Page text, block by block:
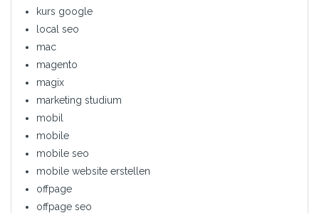
kurs google
local seo
mac
magento
magix
marketing studium
mobil
mobile
mobile seo
mobile website erstellen
offpage
offpage seo